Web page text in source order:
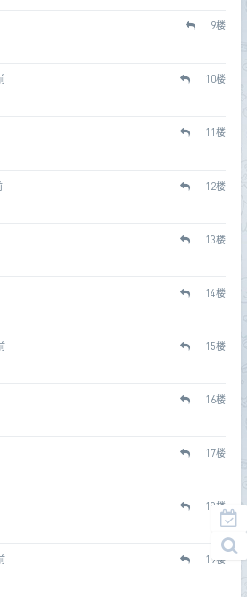
9楼
10楼
11 楼
12楼
13楼
14楼
15楼
16楼
17楼
18楼
19楼